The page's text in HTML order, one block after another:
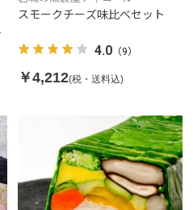
スモークチーズ味比べセット
4.0（9）
￥4,212(税・送料込)